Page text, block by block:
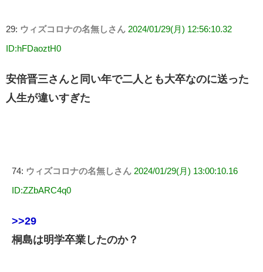
29: ウィズコロナの名無しさん 2024/01/29(月) 12:56:10.32
ID:hFDaoztH0
安倍晋三さんと同い年で二人とも大卒なのに送った
人生が違いすぎた
74: ウィズコロナの名無しさん 2024/01/29(月) 13:00:10.16
ID:ZZbARC4q0
>>29
桐島は明学卒業したのか？